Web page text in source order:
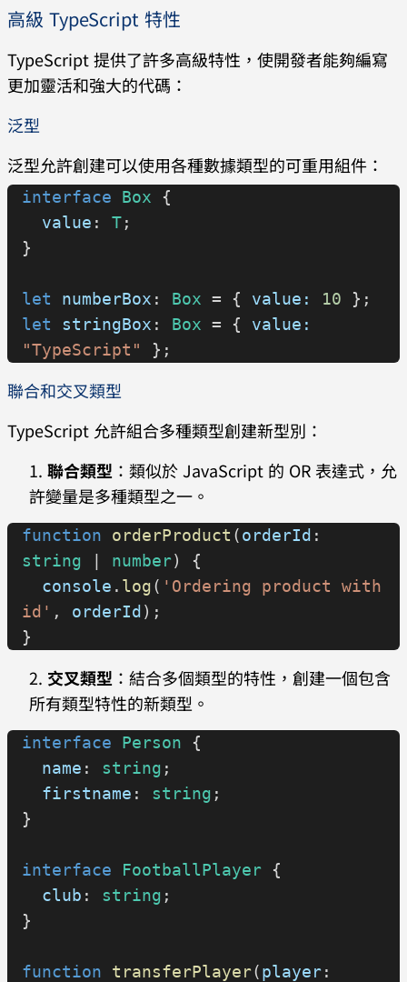
高級 TypeScript 特性
TypeScript 提供了許多高級特性，使開發者能夠編寫
更加靈活和強大的代碼：
泛型
泛型允許創建可以使用各種數據類型的可重用組件：
interface Box {
  value
: T;
}
let numberBox : Box = { value: 10 };
let stringBox : Box = { value:
"TypeScript"
};
聯合和交叉類型
TypeScript 允許組合多種類型創建新型別：
聯合類型 ：類似於 JavaScript 的 OR 表達式，允
許變量是多種類型之一。
function orderProduct (orderId
string
number) {
  console
. log( 'Ordering product with
id' , orderId );
}
交叉類型 ：結合多個類型的特性，創建一個包含
所有類型特性的新類型。
interface Person {
  name
: string ;
  firstname
: string ;
}
interface FootballPlayer {
  club
: string ;
}
function transferPlayer(player